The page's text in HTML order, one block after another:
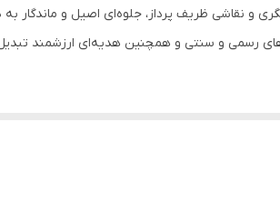
و نقاشی ظریف پرداز، جلوه‌ای اصیل و ماندگار
رسمی و سنتی و همچنین هدیه‌ای ارزشمند